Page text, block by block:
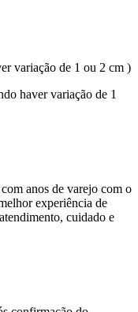
variação de 1 ou 2 cm )
haver variação de 1
anos de varejo com o
experiência de
cuidado e